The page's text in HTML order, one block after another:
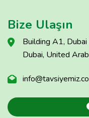
Bize Ulaşın
Building A1,
Dubai, United